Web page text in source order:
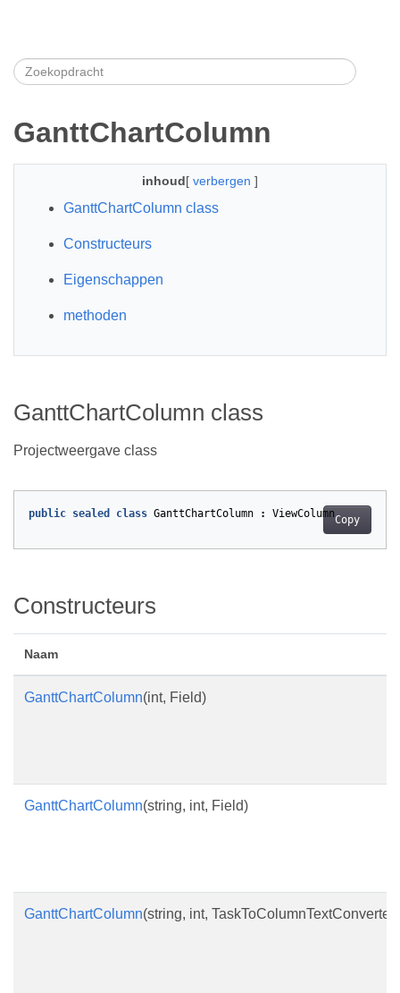
GanttChartColumn
inhoud[ verbergen ]
GanttChartColumn class
Constructeurs
Eigenschappen
methoden
GanttChartColumn class
Projectweergave class
Copy
public sealed class GanttChartColumn : ViewColumn
Constructeurs
Naam
GanttChartColumn(int, Field)
GanttChartColumn(string, int, Field)
GanttChartColumn(string, int, TaskToColumnTextConverter)